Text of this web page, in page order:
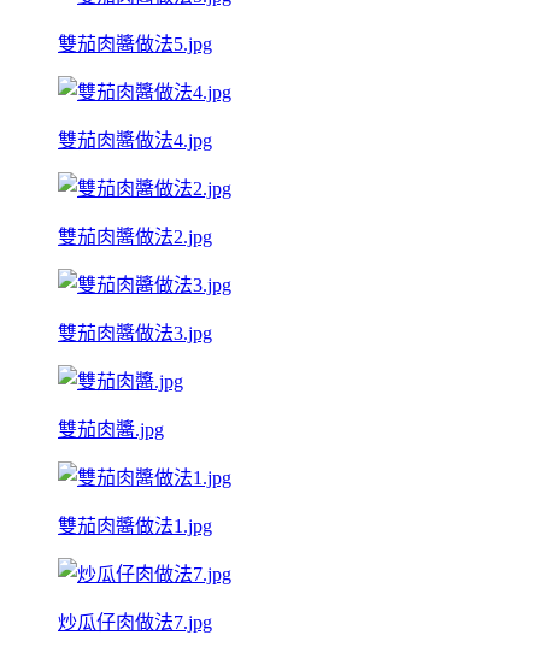
雙茄肉醬做法5.jpg
雙茄肉醬做法4.jpg
雙茄肉醬做法2.jpg
雙茄肉醬做法3.jpg
雙茄肉醬.jpg
雙茄肉醬做法1.jpg
炒瓜仔肉做法7.jpg